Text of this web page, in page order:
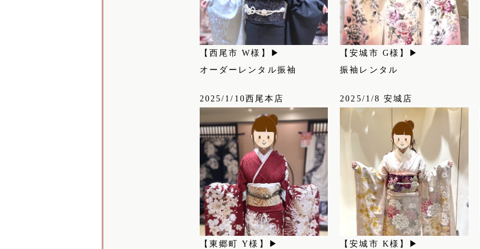
【西尾市 W様】▶
オーダーレンタル振袖
【安城市 G様】▶
振袖レンタル
2025/1/10西尾本店
【東郷町 Y様】▶
2025/1/8 安城店
【安城市 K様】▶